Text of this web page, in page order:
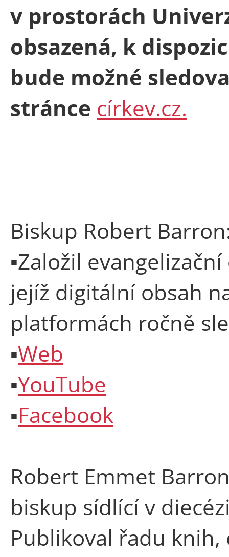
v prostorách
obsazená, k
bude možné
stránce církev.cz.
Biskup Robert
▪Založil
jejíž digitální obsah
platformách ročně
▪Web
▪YouTube
▪Facebook
Robert Emmet
biskup sídlící v
Publikoval řadu